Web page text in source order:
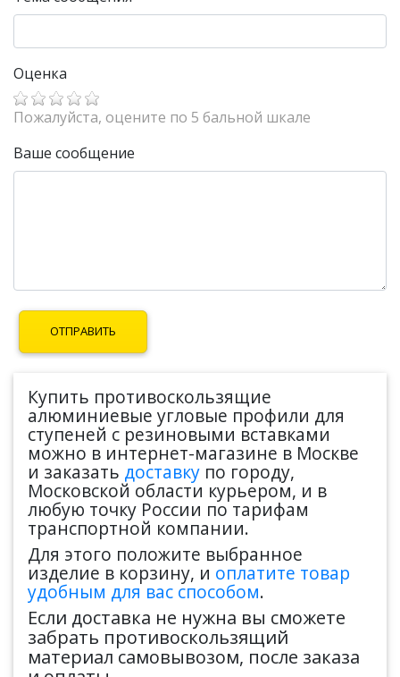
Оценка
Пожалуйста, оцените по 5 бальной шкале
Ваше сообщение
Купить противоскользящие
алюминиевые угловые профили для
ступеней с резиновыми вставками
можно в интернет-магазине в Москве
и заказать доставку по городу,
Московской области курьером, и в
любую точку России по тарифам
транспортной компании.
Для этого положите выбранное
изделие в корзину, и оплатите товар
удобным для вас способом.
Если доставка не нужна вы сможете
забрать противоскользящий
материал самовывозом, после заказа